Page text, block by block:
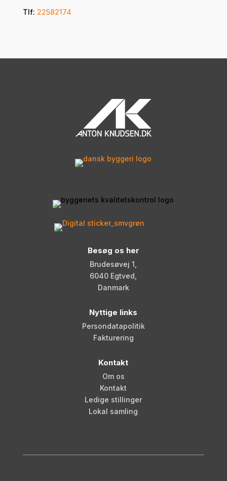
Tlf: 22582174
Besøg os her
Brudesøvej 1,
6040 Egtved,
Danmark
Nyttige links
Persondatapolitik
Fakturering
Kontakt
Om os
Kontakt
Ledige stillinger
Lokal samling